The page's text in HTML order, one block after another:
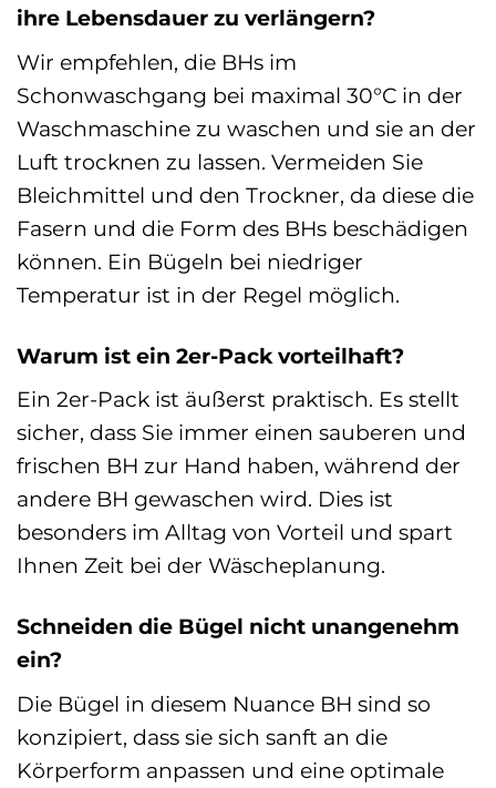
ihre Lebensdauer zu verlängern?
Wir empfehlen, die BHs im
Schonwaschgang bei maximal 30°C in der
Waschmaschine zu waschen und sie an der
Luft trocknen zu lassen. Vermeiden Sie
Bleichmittel und den Trockner, da diese die
Fasern und die Form des BHs beschädigen
können. Ein Bügeln bei niedriger
Temperatur ist in der Regel möglich.
Warum ist ein 2er-Pack vorteilhaft?
Ein 2er-Pack ist äußerst praktisch. Es stellt
sicher, dass Sie immer einen sauberen und
frischen BH zur Hand haben, während der
andere BH gewaschen wird. Dies ist
besonders im Alltag von Vorteil und spart
Ihnen Zeit bei der Wäscheplanung.
Schneiden die Bügel nicht unangenehm
ein?
Die Bügel in diesem Nuance BH sind so
konzipiert, dass sie sich sanft an die
Körperform anpassen und eine optimale